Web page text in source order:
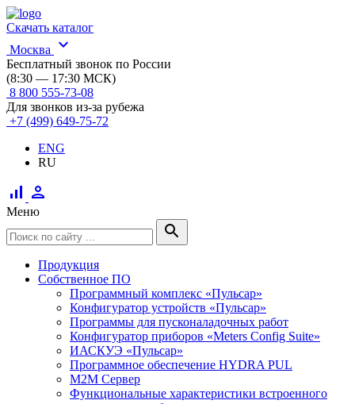
Скачать каталог
Москва
expand_more
Бесплатный звонок по России
(8:30 — 17:30 МСК)
8 800 555-73-08
Для звонков из-за рубежа
+7 (499) 649-75-72
ENG
RU
signal_cellular_alt person
Меню
search
Продукция
Собственное ПО
Программный комплекс «Пульсар»
Конфигуратор устройств «Пульсар»
Программы для пусконаладочных работ
Конфигуратор приборов «Meters Config Suite»
ИАСКУЭ «Пульсар»
Программное обеспечение HYDRA PUL
M2M Сервер
Функциональные характеристики встроенного